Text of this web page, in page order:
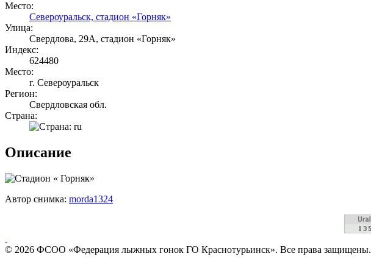
Место:
Североуральск, стадион «Горняк»
Улица:
Свердлова, 29А, стадион «Горняк»
Индекс:
624480
Место:
г. Североуральск
Регион:
Свердловская обл.
Страна:
Описание
Автор снимка: morda1324
© 2026 ФСОО «Федерация лыжных гонок ГО Краснотурьинск». Все права защищены.